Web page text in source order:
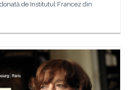
de Institutul Francez din